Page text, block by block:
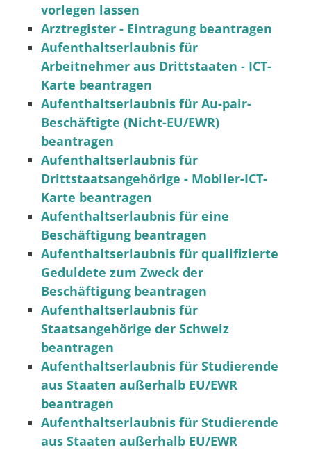
vorlegen lassen
Arztregister - Eintragung beantragen
Aufenthaltserlaubnis für
Arbeitnehmer aus Drittstaaten - ICT-
Karte beantragen
Aufenthaltserlaubnis für Au-pair-
Beschäftigte (Nicht-EU/EWR)
beantragen
Aufenthaltserlaubnis für
Drittstaatsangehörige - Mobiler-ICT-
Karte beantragen
Aufenthaltserlaubnis für eine
Beschäftigung beantragen
Aufenthaltserlaubnis für qualifizierte
Geduldete zum Zweck der
Beschäftigung beantragen
Aufenthaltserlaubnis für
Staatsangehörige der Schweiz
beantragen
Aufenthaltserlaubnis für Studierende
aus Staaten außerhalb EU/EWR
beantragen
Aufenthaltserlaubnis für Studierende
aus Staaten außerhalb EU/EWR